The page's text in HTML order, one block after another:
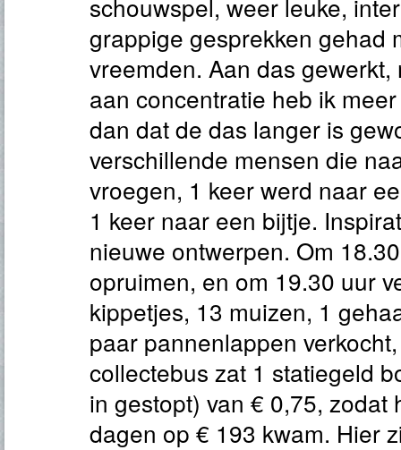
schouwspel, weer leuke,
grappige gesprekken gehad
vreemden. Aan das
aan concentratie heb ik
dan dat de das langer is
verschillende mensen die
vroegen, 1 keer werd naar
1 keer naar een bijtje.
nieuwe ontwerpen. Om
opruimen, en om 19.30 uur
kippetjes, 13 muizen, 1
paar pannenlappen
collectebus zat 1 statiegeld
in gestopt) van € 0,75, zodat
dagen op € 193 kwam. Hier